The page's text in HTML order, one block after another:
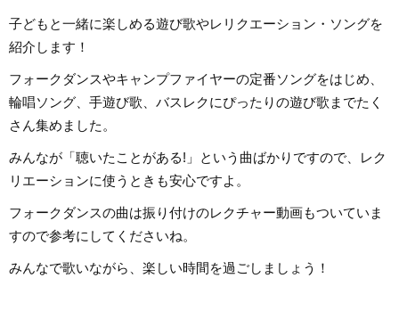
クリエイティブな表現力の基礎まで身につけました。卒業後は現職で
ある音楽制作会社に入社し、現在に至るまで一貫して制作畑にて経験
に子育てについて学んだこと、日々子供と向き合う中で感じたことや
す。少しでもみなさんのお役に立てれば幸いです！
子どもと一緒に楽しめる遊び歌やレリクエーション・ソングを
紹介します！
フォークダンスやキャンプファイヤーの定番ソングをはじめ、
輪唱ソング、手遊び歌、バスレクにぴったりの遊び歌までたく
さん集めました。
みんなが「聴いたことがある!」という曲ばかりですので、レク
リエーションに使うときも安心ですよ。
フォークダンスの曲は振り付けのレクチャー動画もついていま
すので参考にしてくださいね。
みんなで歌いながら、楽しい時間を過ごしましょう！